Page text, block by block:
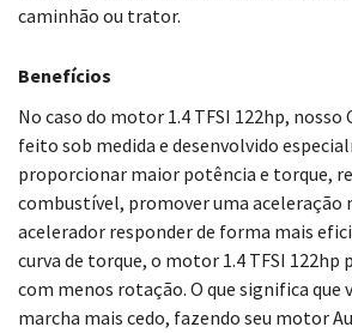
caminhão ou trator.
Benefícios
No caso do motor 1.4 TFSI 122hp,
feito sob medida e desenvolvido
proporcionar maior potência e torque,
combustível, promover uma aceleração
acelerador responder de forma mais
curva de torque, o motor 1.4 TFSI 122hp
com menos rotação. O que significa que
marcha mais cedo, fazendo seu motor